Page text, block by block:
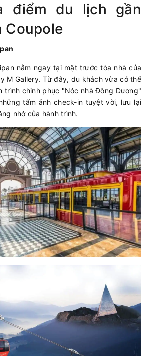
điểm du lịch gần
Coupole
nằm ngay tại mặt trước tòa nhà của
M Gallery. Từ đây, du khách vừa có thể
trình chinh phục "Nóc nhà Đông Dương"
tấm ảnh check-in tuyệt vời, lưu lại
nhớ của hành trình.